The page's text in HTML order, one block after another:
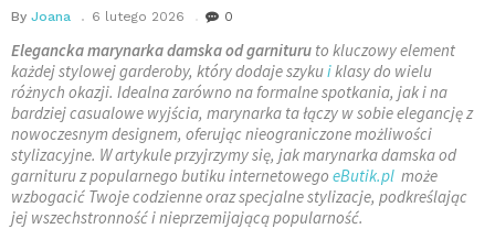
By Joana 6 lutego 2026 0
Elegancka marynarka damska od garnituru to kluczowy element
każdej stylowej garderoby, który dodaje szykuiklasy do wielu
różnych okazji. Idealna zarówno na formalne spotkania, jak i na
bardziej casualowe wyjścia, marynarka ta łączy w sobie elegancję z
nowoczesnym designem, oferując nieograniczone możliwości
stylizacyjne. W artykule przyjrzymy się, jak marynarka damska od
garnituru z popularnego butiku internetowego eButik.pl może
wzbogacić Twoje codzienne oraz specjalne stylizacje, podkreślając
jej wszechstronność i nieprzemijającą popularność.